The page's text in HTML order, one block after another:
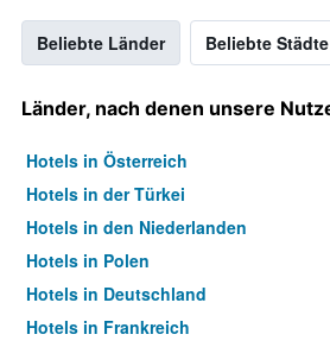
Beliebte Länder Beliebte Städte
Länder, nach denen unsere
Hotels in Österreich
Hotels in der Türkei
Hotels in den Niederlanden
Hotels in Polen
Hotels in Deutschland
Hotels in Frankreich